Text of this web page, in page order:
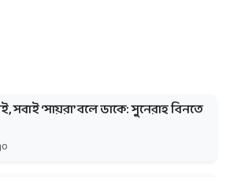
সবাই ‘সায়রা’ বলে ডাকে: সুনেরাহ বিনতে